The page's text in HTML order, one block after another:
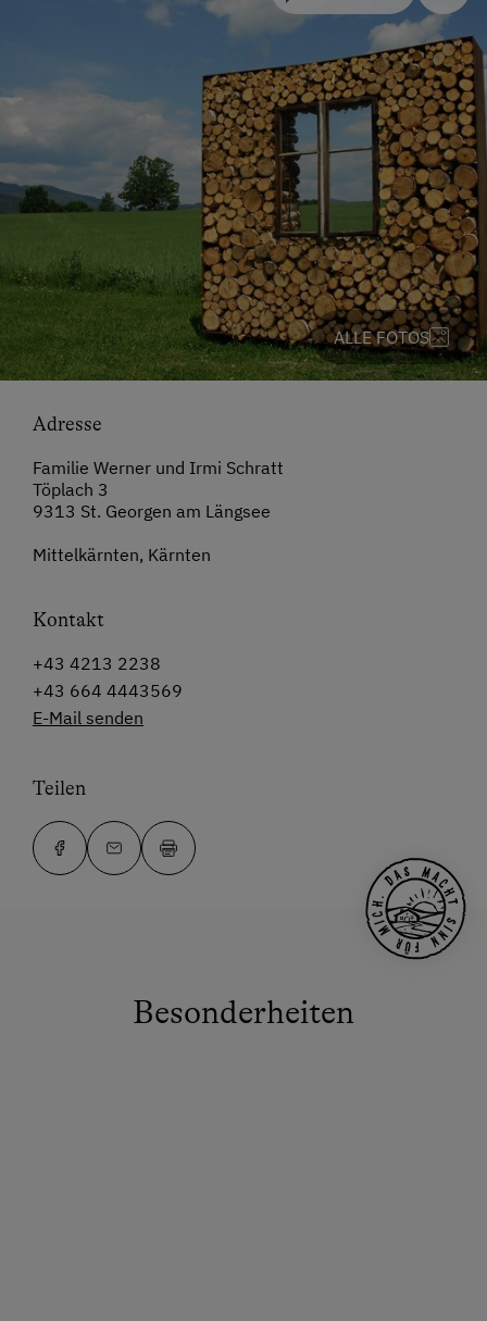
ALLE FOTOS
Adresse
Familie Werner und Irmi Schratt
Töplach 3
9313 St. Georgen am Längsee
Mittelkärnten, Kärnten
Kontakt
+43 4213 2238
+43 664 4443569
E-Mail senden
Teilen
Besonderheiten